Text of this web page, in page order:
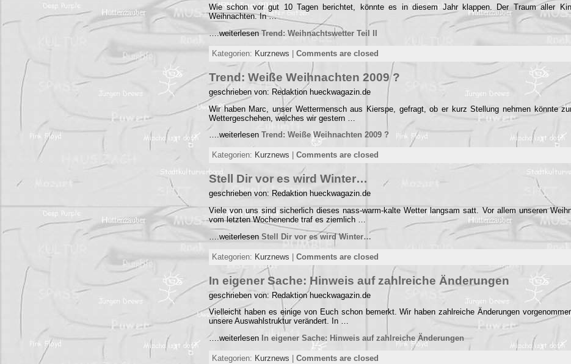
Wie schon vor gut 10 Tagen berichtet, könnte es in diesem Jahr klappen. Der Traum aller
Weihnachten. In …
….weiterlesen Trend: Weihnachtswetter Teil II
Kategorien: Kurznews Comments are closed
Trend: Weiße Weihnachten 2009 ?
geschrieben von: Redaktion hueckwagazin.de
Wir haben Marc, unser Wettermensch aus Kierspe, gefragt, ob er kurz Stellung nehmen könnte
Wettergeschehen, welches wir gestern …
….weiterlesen Trend: Weiße Weihnachten 2009 ?
Kategorien: Kurznews Comments are closed
Stell Dir vor es wird Winter…
geschrieben von: Redaktion hueckwagazin.de
Viele von uns sind sicherlich dieses nass-warm-kalte Wetter langsam satt. Vor allem unseren
vom letzten Wochenende traf es ziemlich …
….weiterlesen Stell Dir vor es wird Winter…
Kategorien: Kurznews | Comments are closed
In eigener Sache: Hinweis auf zahlreiche Änderungen
geschrieben von: Redaktion hueckwagazin.de
Vielleicht haben es einige von Euch schon bemerkt. Wir haben zahlreiche Änderungen
unsere Auswahlstruktur verändert. In …
….weiterlesen In eigener Sache: Hinweis auf zahlreiche Änderungen
Kategorien: Kurznews Comments are closed